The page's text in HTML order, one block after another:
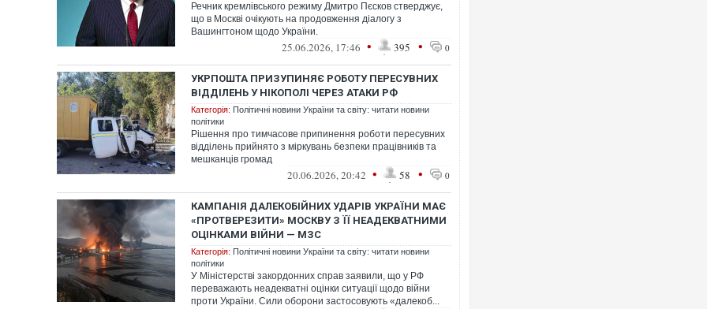
Речник кремлівського режиму Дмитро Пєсков стверджує,
що в Москві очікують на продовження діалогу з
Вашингтоном щодо України.
25.06.2026, 17:46 • 395 • 0
УКРПОШТА ПРИЗУПИНЯЄ РОБОТУ ПЕРЕСУВНИХ
ВІДДІЛЕНЬ У НІКОПОЛІ ЧЕРЕЗ АТАКИ РФ
Категорія: Політичні новини України та світу: читати новини
політики
Рішення про тимчасове припинення роботи пересувних
відділень прийнято з міркувань безпеки працівників та
мешканців громад
20.06.2026, 20:42 • 58 • 0
КАМПАНІЯ ДАЛЕКОБІЙНИХ УДАРІВ УКРАЇНИ МАЄ
«ПРОТВЕРЕЗИТИ» МОСКВУ З ЇЇ НЕАДЕКВАТНИМИ
ОЦІНКАМИ ВІЙНИ — МЗС
Категорія: Політичні новини України та світу: читати новини
політики
У Міністерстві закордонних справ заявили, що у РФ
переважають неадекватні оцінки ситуації щодо війни
проти України. Сили оборони застосовують «далекоб...
Ворог завдав комбінованого
двоє поранених. Ще
після атаки БПЛА по ринку на
Приїхав за паспортом та
до українських військових